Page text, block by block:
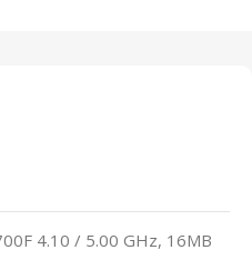
4.10 / 5.00 GHz, 16MB